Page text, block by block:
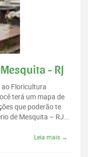
- RJ
Floricultura
terá um mapa de
que poderão te
de Mesquita – RJ...
Leia mais →